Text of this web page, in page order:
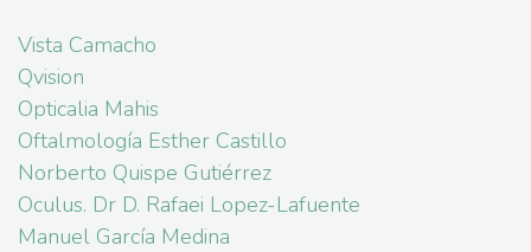
Vista Camacho
Qvision
Opticalia Mahis
Oftalmología Esther Castillo
Norberto Quispe Gutiérrez
Oculus. Dr D. Rafaei Lopez-Lafuente
Manuel García Medina